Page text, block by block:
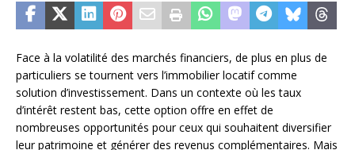
Face à la volatilité des marchés financiers, de plus en plus de
particuliers se tournent vers l’immobilier locatif comme
solution d’investissement. Dans un contexte où les taux
d’intérêt restent bas, cette option offre en effet de
nombreuses opportunités pour ceux qui souhaitent diversifier
leur patrimoine et générer des revenus complémentaires. Mais